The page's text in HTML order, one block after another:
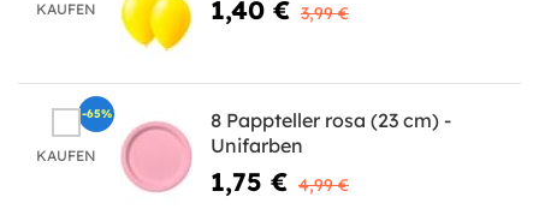
KAUFEN 1,40 € 3,99 €
KAUFEN
8 Pappteller rosa (23 cm) -
Unifarben
1,75 € 4,99 €
-65%